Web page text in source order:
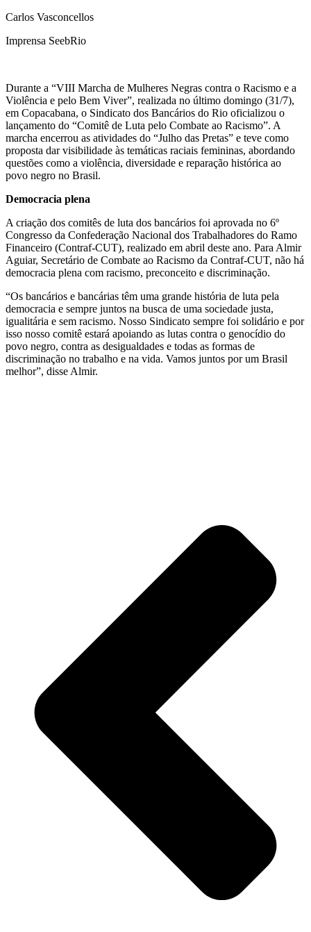
Carlos Vasconcellos
Imprensa SeebRio
Durante a “VIII Marcha de Mulheres Negras contra o Racismo e a
Violência e pelo Bem Viver”, realizada no último domingo (31/7),
em Copacabana, o Sindicato dos Bancários do Rio oficializou o
lançamento do “Comitê de Luta pelo Combate ao Racismo”. A
marcha encerrou as atividades do “Julho das Pretas” e teve como
proposta dar visibilidade às temáticas raciais femininas, abordando
questões como a violência, diversidade e reparação histórica ao
povo negro no Brasil.
Democracia plena
A criação dos comitês de luta dos bancários foi aprovada no 6º
Congresso da Confederação Nacional dos Trabalhadores do Ramo
Financeiro (Contraf-CUT), realizado em abril deste ano. Para Almir
Aguiar, Secretário de Combate ao Racismo da Contraf-CUT, não há
democracia plena com racismo, preconceito e discriminação.
“Os bancários e bancárias têm uma grande história de luta pela
democracia e sempre juntos na busca de uma sociedade justa,
igualitária e sem racismo. Nosso Sindicato sempre foi solidário e por
isso nosso comitê estará apoiando as lutas contra o genocídio do
povo negro, contra as desigualdades e todas as formas de
discriminação no trabalho e na vida. Vamos juntos por um Brasil
melhor”, disse Almir.